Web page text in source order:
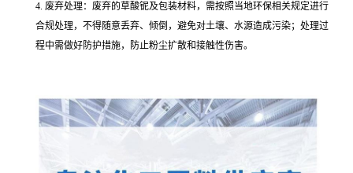
4. 废弃处理：废弃的草酸铌及包装材料，需按照当地环保相关规定进行
合规处理，不得随意丢弃、倾倒，避免对土壤、水源造成污染；处理过
程中需做好防护措施，防止粉尘扩散和接触性伤害。